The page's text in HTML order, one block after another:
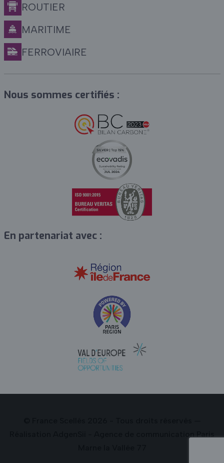
ROUTIER
MARITIME
FERROVIAIRE
Nous sommes certifiés :
En partenariat avec :
- Agence de communication Paris